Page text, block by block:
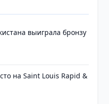
выиграла бронзу
на Saint Louis Rapid &